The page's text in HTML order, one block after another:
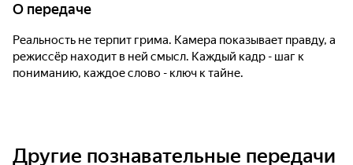
О передаче
Реальность не терпит грима. Камера показывает правду, а
режиссёр находит в ней смысл. Каждый кадр - шаг к
пониманию, каждое слово - ключ к тайне.
Другие познавательные передачи